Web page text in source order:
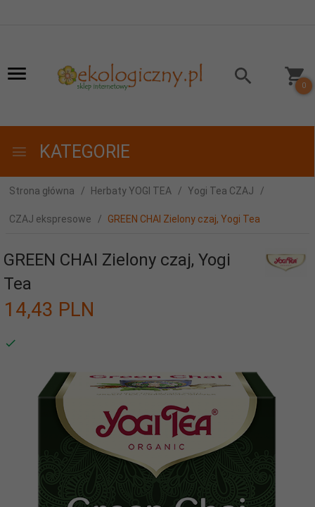
0
KATEGORIE
Strona główna Herbaty YOGI TEA Yogi Tea CZAJ
CZAJ ekspresowe GREEN CHAI Zielony czaj, Yogi Tea
GREEN CHAI Zielony czaj, Yogi
Tea
14,43 PLN